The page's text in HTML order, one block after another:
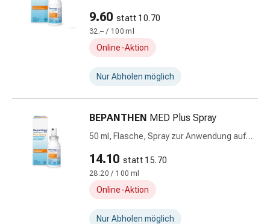
Kräutermedizin
Schüssler
Anthroposophika
Prostata
Prostata
Nieren-
9.60 statt 10.70
32.– / 100 ml
Online-Aktion
Nur Abholen möglich
BEPANTHEN MED Plus Spray
50 ml, Flasche, Spray zur Anwendung auf
14.10 statt 15.70
28.20 / 100 ml
Online-Aktion
Nur Abholen möglich